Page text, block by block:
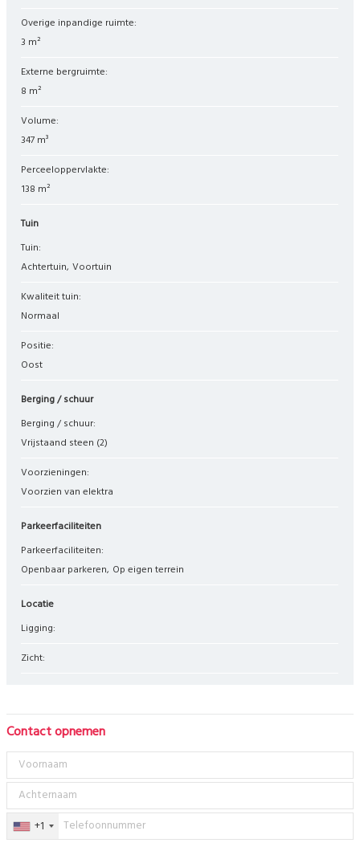
Overige inpandige ruimte:
3 m²
Externe bergruimte:
8 m²
Volume:
347 m³
Perceeloppervlakte:
138 m²
Tuin
Tuin:
Achtertuin Voortuin
Kwaliteit tuin:
Normaal
Positie:
Oost
Berging / schuur
Berging / schuur:
Vrijstaand steen (2)
Voorzieningen:
Voorzien van elektra
Parkeerfaciliteiten
Parkeerfaciliteiten:
Openbaar parkeren Op eigen terrein
Locatie
Ligging:
Zicht:
Contact opnemen
+1